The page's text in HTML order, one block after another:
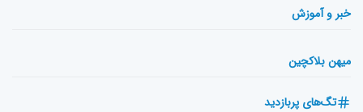
خبر و آموزش
میهن بلاکچین
تگ‌های پربازدید